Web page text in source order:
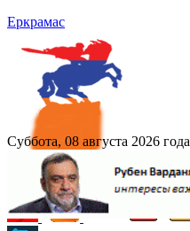
Еркрамас
Суббота, 08 августа 2026 года